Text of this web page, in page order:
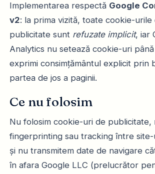
Implementarea respectă Google
v2: la prima vizită, toate cookie-urile
publicitate sunt refuzate implicit, iar
Analytics nu setează cookie-uri
exprimi consimțământul explicit prin
partea de jos a paginii.
Ce nu folosim
Nu folosim cookie-uri de publicitate,
fingerprinting sau tracking între site-
și nu transmitem date de navigare
în afara Google LLC (prelucrător